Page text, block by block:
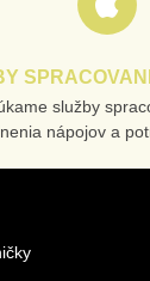
služby
nápojov a